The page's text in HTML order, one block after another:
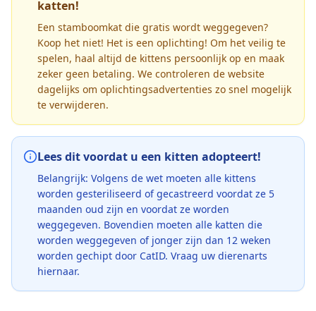
katten!
Een stamboomkat die gratis wordt weggegeven?
Koop het niet! Het is een oplichting! Om het veilig te
spelen, haal altijd de kittens persoonlijk op en maak
zeker geen betaling. We controleren de website
dagelijks om oplichtingsadvertenties zo snel mogelijk
te verwijderen.
Lees dit voordat u een kitten adopteert!
Belangrijk: Volgens de wet moeten alle kittens
worden gesteriliseerd of gecastreerd voordat ze 5
maanden oud zijn en voordat ze worden
weggegeven. Bovendien moeten alle katten die
worden weggegeven of jonger zijn dan 12 weken
worden gechipt door CatID. Vraag uw dierenarts
hiernaar.